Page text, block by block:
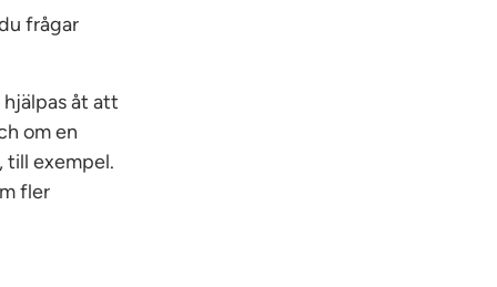
frågar
åt att
om en
till exempel.
fler